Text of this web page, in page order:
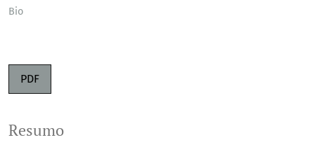
Bio
PDF
Resumo